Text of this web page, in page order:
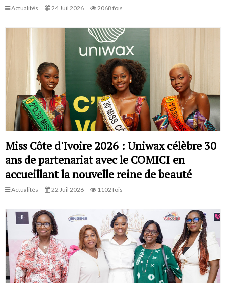
Actualités 24 Juil 2026 2068 fois
Miss Côte d'Ivoire 2026 : Uniwax célèbre 30
ans de partenariat avec le COMICI en
accueillant la nouvelle reine de beauté
Actualités 22 Juil 2026 1102 fois